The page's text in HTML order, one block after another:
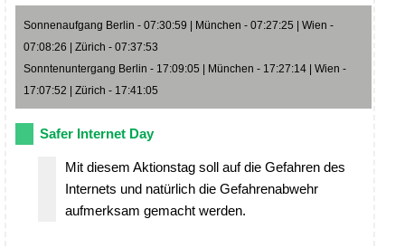
Sonnenaufgang Berlin - 07:30:59 | München - 07:27:25 | Wien -
07:08:26 | Zürich - 07:37:53
Sonntenuntergang Berlin - 17:09:05 | München - 17:27:14 | Wien -
17:07:52 | Zürich - 17:41:05
Safer Internet Day
Mit diesem Aktionstag soll auf die Gefahren des
Internets und natürlich die Gefahrenabwehr
aufmerksam gemacht werden.